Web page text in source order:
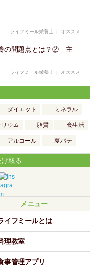
ライフミール栄養士 | オススメ
の問題点とは？② 主
ライフミール栄養士 | オススメ
ダイエット ミネラル
リウム 脂質 食生活
アルコール 夏バテ
取る
メニュー
イフミールとは
理教室
事管理アプリ